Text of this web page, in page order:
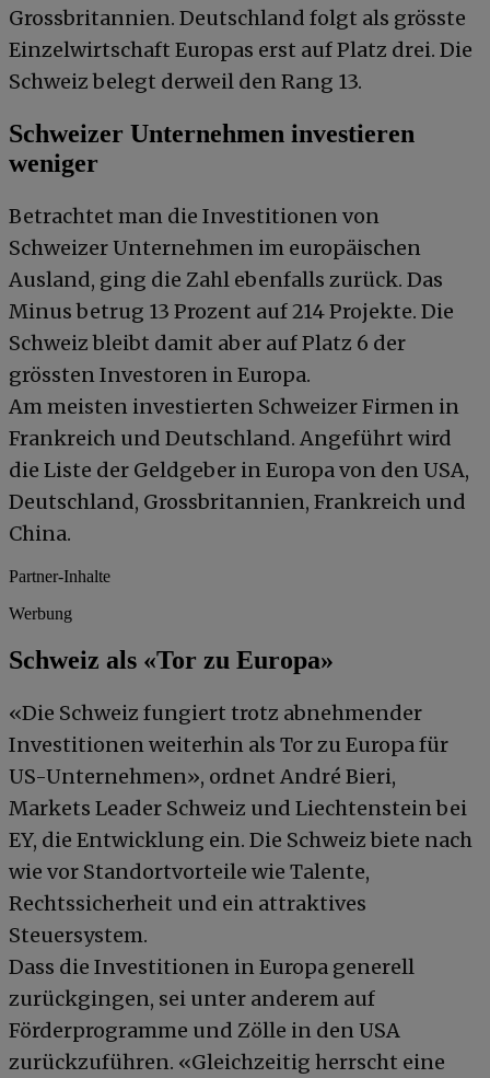
Grossbritannien. Deutschland folgt als grösste
Einzelwirtschaft Europas erst auf Platz drei. Die
Schweiz belegt derweil den Rang 13.
Schweizer Unternehmen investieren
weniger
Betrachtet man die Investitionen von
Schweizer Unternehmen im europäischen
Ausland, ging die Zahl ebenfalls zurück. Das
Minus betrug 13 Prozent auf 214 Projekte. Die
Schweiz bleibt damit aber auf Platz 6 der
grössten Investoren in Europa.
Am meisten investierten Schweizer Firmen in
Frankreich und Deutschland. Angeführt wird
die Liste der Geldgeber in Europa von den USA,
Deutschland, Grossbritannien, Frankreich und
China.
Partner-Inhalte
Werbung
Schweiz als «Tor zu Europa»
«Die Schweiz fungiert trotz abnehmender
Investitionen weiterhin als Tor zu Europa für
US-Unternehmen», ordnet André Bieri,
Markets Leader Schweiz und Liechtenstein bei
EY, die Entwicklung ein. Die Schweiz biete nach
wie vor Standortvorteile wie Talente,
Rechtssicherheit und ein attraktives
Steuersystem.
Dass die Investitionen in Europa generell
zurückgingen, sei unter anderem auf
Förderprogramme und Zölle in den USA
zurückzuführen. «Gleichzeitig herrscht eine